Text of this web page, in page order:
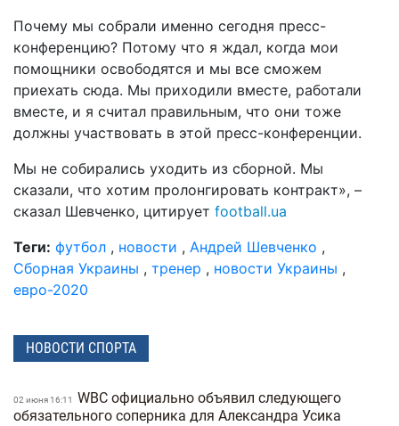
Почему мы собрали именно сегодня пресс-
конференцию? Потому что я ждал, когда мои
помощники освободятся и мы все сможем
приехать сюда. Мы приходили вместе, работали
вместе, и я считал правильным, что они тоже
должны участвовать в этой пресс-конференции.
Мы не собирались уходить из сборной. Мы
сказали, что хотим пролонгировать контракт», –
сказал Шевченко, цитирует football.ua
Теги: футбол , новости , Андрей Шевченко ,
Сборная Украины , тренер , новости Украины ,
евро-2020
НОВОСТИ СПОРТА
02 июня 16:11
WBC официально объявил следующего
обязательного соперника для Александра Усика